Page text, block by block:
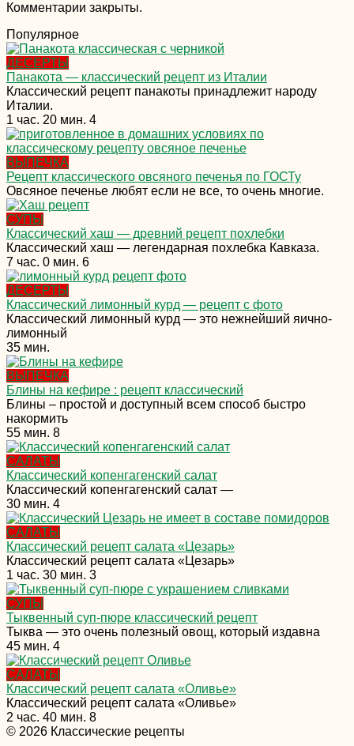
Комментарии закрыты.
Популярное
ДЕСЕРТЫ
Панакота — классический рецепт из Италии
Классический рецепт панакоты принадлежит народу
Италии.
1 час. 20 мин. 4
ВЫПЕЧКА
Рецепт классического овсяного печенья по ГОСТу
Овсяное печенье любят если не все, то очень многие.
СУПЫ
Классический хаш — древний рецепт похлебки
Классический хаш — легендарная похлебка Кавказа.
7 час. 0 мин. 6
ДЕСЕРТЫ
Классический лимонный курд — рецепт с фото
Классический лимонный курд — это нежнейший яично-
лимонный
35 мин.
ВЫПЕЧКА
Блины на кефире : рецепт классический
Блины – простой и доступный всем способ быстро
накормить
55 мин. 8
САЛАТЫ
Классический копенгагенский салат
Классический копенгагенский салат —
30 мин. 4
САЛАТЫ
Классический рецепт салата «Цезарь»
Классический рецепт салата «Цезарь»
1 час. 30 мин. 3
СУПЫ
Тыквенный суп-пюре классический рецепт
Тыква — это очень полезный овощ, который издавна
45 мин. 4
САЛАТЫ
Классический рецепт салата «Оливье»
Классический рецепт салата «Оливье»
2 час. 40 мин. 8
© 2026 Классические рецепты